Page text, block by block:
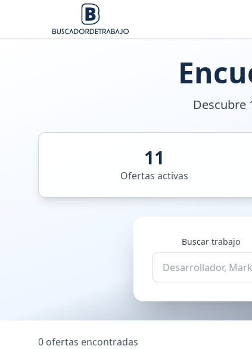
Descubre
11
Ofertas activas
Buscar trabajo
0 ofertas encontradas